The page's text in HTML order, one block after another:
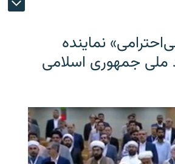
نماینده
ملی جمهوری اسلامی